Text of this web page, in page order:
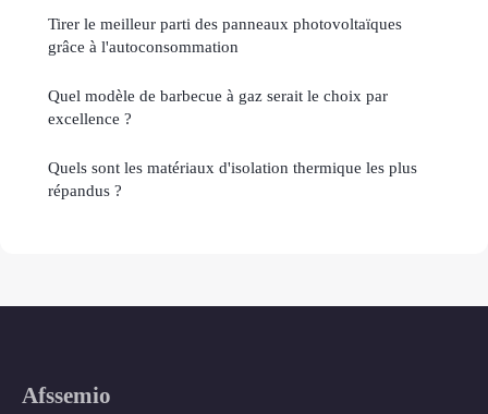
Tirer le meilleur parti des panneaux photovoltaïques
grâce à l'autoconsommation
Quel modèle de barbecue à gaz serait le choix par
excellence ?
Quels sont les matériaux d'isolation thermique les plus
répandus ?
Afssemio